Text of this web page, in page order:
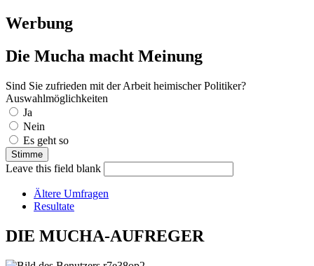
Werbung
Die Mucha macht Meinung
Sind Sie zufrieden mit der Arbeit heimischer Politiker?
Auswahlmöglichkeiten
Ja
Nein
Es geht so
Leave this field blank
Ältere Umfragen
Resultate
DIE MUCHA-AUFREGER